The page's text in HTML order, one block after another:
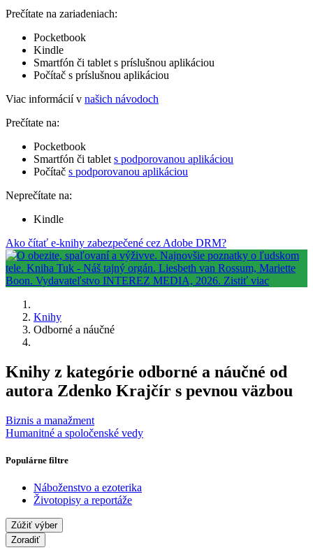
Prečítate na zariadeniach:
Pocketbook
Kindle
Smartfón či tablet s príslušnou aplikáciou
Počítač s príslušnou aplikáciou
Viac informácií v našich návodoch
Prečítate na:
Pocketbook
Smartfón či tablet s podporovanou aplikáciou
Počítač s podporovanou aplikáciou
Neprečítate na:
Kindle
Ako čítať e-knihy zabezpečené cez Adobe DRM?
Knihy
Odborné a náučné
Knihy z kategórie odborné a náučné od
autora Zdenko Krajčír s pevnou väzbou
Biznis a manažment
Humanitné a spoločenské vedy
Populárne filtre
Náboženstvo a ezoterika
Životopisy a reportáže
Zúžiť výber
Zoradiť